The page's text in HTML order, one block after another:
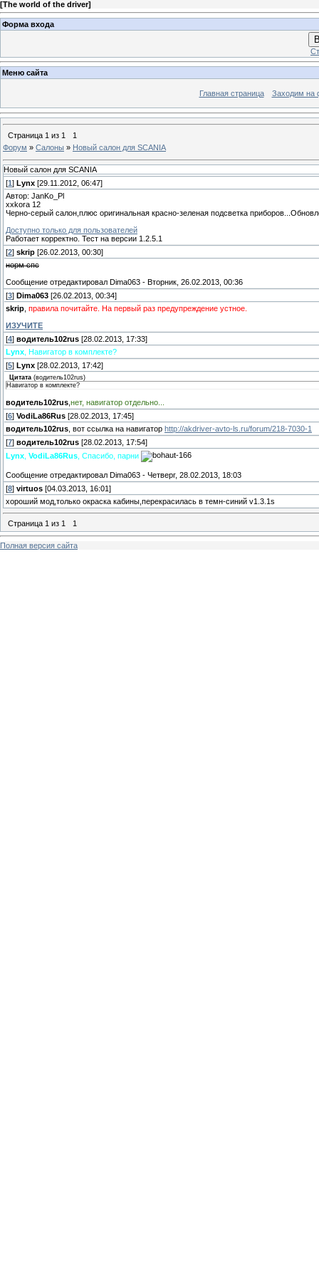
[The world of the driver]
Форма входа
Меню сайта
Главная страница Заходим на
Страница 1 из 1
1
Форум » Салоны » Новый салон для SCANIA
Новый салон для SCANIA
[1 ] Lynx [29.11.2012, 06:47]
Автор: JanKo_Pl
xxkora 12
Черно-серый салон,плюс оригинальная красно-зеленая подсветка
Доступно только для пользователей
Работает корректно. Тест на версии 1.2.5.1
[2] skrip [26.02.2013, 00:30]
норм спс
Сообщение отредактировал Dima063 - Вторник, 26.02.2013, 00:36
[3] Dima063 [26.02.2013, 00:34]
skrip правила почитайте. На первый раз предупреждение устное.
ИЗУЧИТЕ
[4] водитель102rus [28.02.2013, 17:33]
Lynx , Навигатор в комплекте?
[5] Lynx [28.02.2013, 17:42]
Цитата (водитель102rus)
Навигатор в комплекте?
водитель102rus нет, навигатор отдельно...
[6] VodiLa86Rus [28.02.2013, 17:45]
водитель102rus , вот ссылка на навигатор http://akdriver-avto-ls.ru/forum/218-7030-1
[7] водитель102rus [28.02.2013, 17:54]
Lynx VodiLa86Rus , Спасибо, парни
Сообщение отредактировал Dima063 - Четверг, 28.02.2013, 18:03
[8] virtuos [04.03.2013, 16:01]
хороший мод,только окраска кабины,перекрасилась в темн-синий v1.3.1s
Страница 1 из 1 1
Полная версия сайта